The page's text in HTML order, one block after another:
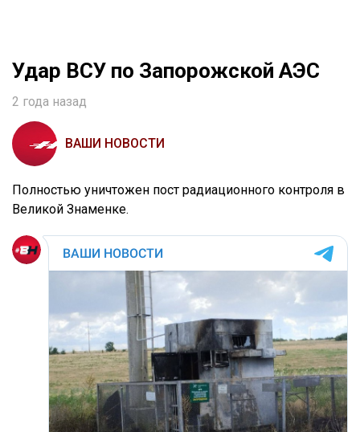
Удар ВСУ по Запорожской АЭС
2 года назад
ВАШИ НОВОСТИ
Полностью уничтожен пост радиационного контроля в
Великой Знаменке.